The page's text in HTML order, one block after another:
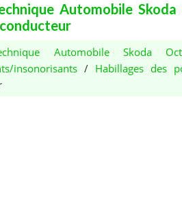
Automobile
Automobile Skoda
insonorisants / Habillages des